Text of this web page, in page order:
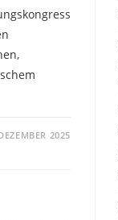
2025